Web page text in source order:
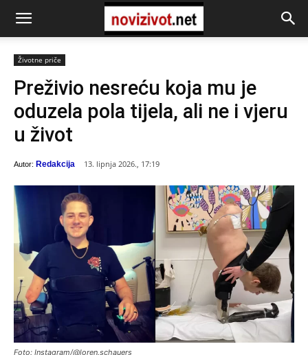
Životne priče
Preživio nesreću koja mu je
oduzela pola tijela, ali ne i vjeru
u život
Autor: Redakcija 13. lipnja 2026., 17:19
Foto: Instagram/@loren.schauers